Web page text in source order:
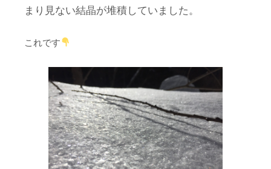
まり見ない結晶が堆積していました。
これです